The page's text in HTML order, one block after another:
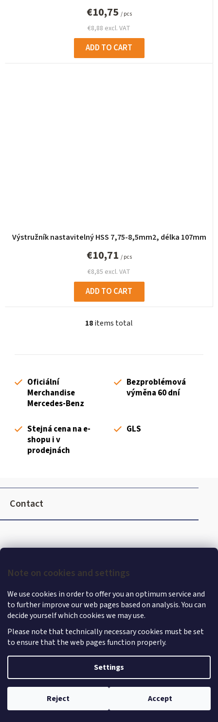
Note on cookies and settings
We use cookies in order to offer you an optimum service and
to further improve our web pages based on analysis. You can
decide yourself which cookies we may use.
Please note that technically necessary cookies must be set
to ensure that the web pages function properly.
Settings
Reject Accept
€8,88 excl. VAT
€10,75 / pcs
ADD TO CART
Výstružník nastavitelný HSS 7,75-8,5mm2, délka 107mm
€8,85 excl. VAT
€10,71 / pcs
ADD TO CART
L
s
s
18items total
Oficiální
Merchandise
Mercedes-Benz
Bezproblémová
výměna 60 dní
Stejná cena na e-
shopu i v
prodejnách
GLS
F
o
e
Contact
Shoptet |mime digital
MercedesStore. All rights reserved.
cookie settings
Withdraw from contract